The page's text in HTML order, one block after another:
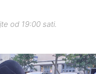
od 19:00 sati.